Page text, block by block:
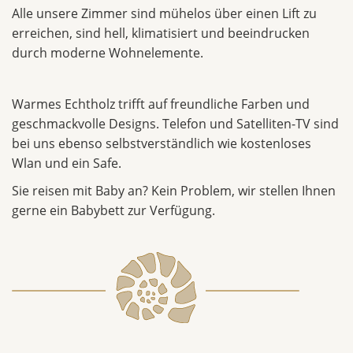
Alle unsere Zimmer sind mühelos über einen Lift zu
erreichen, sind hell, klimatisiert und beeindrucken
durch moderne Wohnelemente.
Warmes Echtholz trifft auf freundliche Farben und
geschmackvolle Designs. Telefon und Satelliten-TV sind
bei uns ebenso selbstverständlich wie kostenloses
Wlan und ein Safe.
Sie reisen mit Baby an? Kein Problem, wir stellen Ihnen
gerne ein Babybett zur Verfügung.